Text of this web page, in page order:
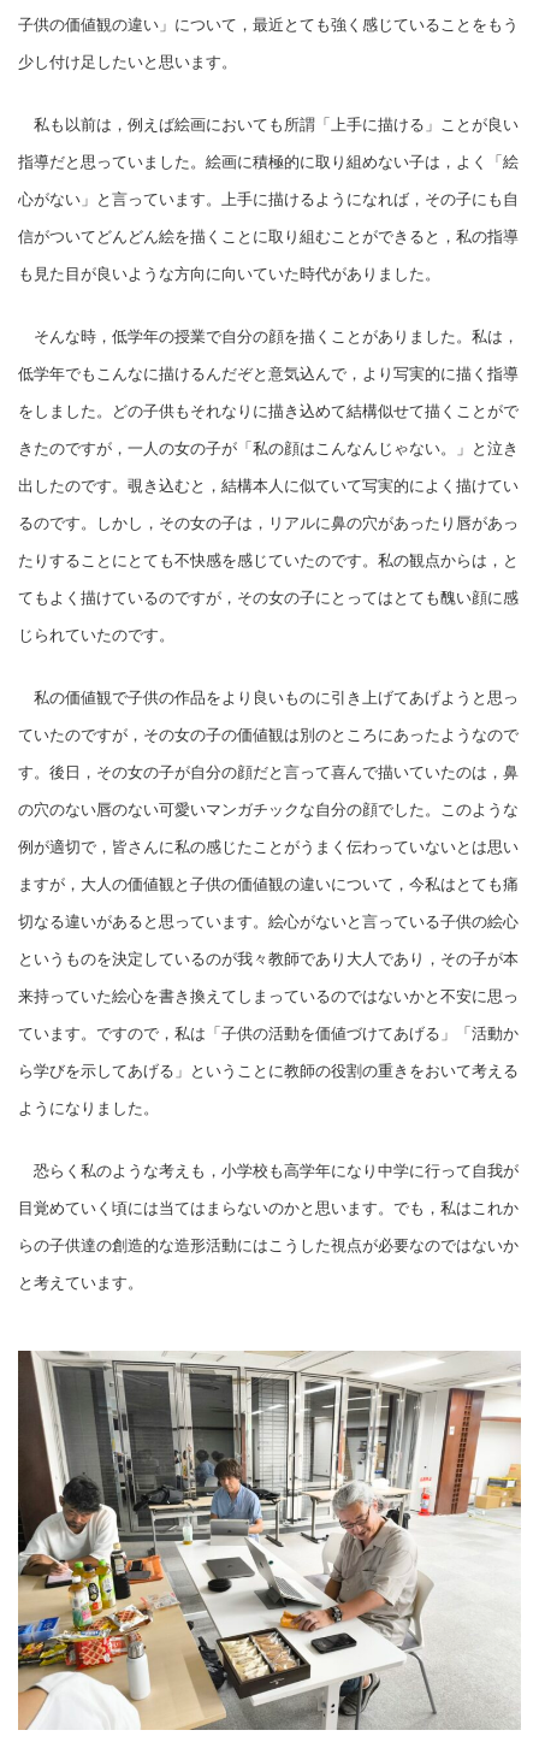
子供の価値観の違い」について，最近とても強く感じていることをもう
少し付け足したいと思います。
私も以前は，例えば絵画においても所謂「上手に描ける」ことが良い
指導だと思っていました。絵画に積極的に取り組めない子は，よく「絵
心がない」と言っています。上手に描けるようになれば，その子にも自
信がついてどんどん絵を描くことに取り組むことができると，私の指導
も見た目が良いような方向に向いていた時代がありました。
そんな時，低学年の授業で自分の顔を描くことがありました。私は，
低学年でもこんなに描けるんだぞと意気込んで，より写実的に描く指導
をしました。どの子供もそれなりに描き込めて結構似せて描くことがで
きたのですが，一人の女の子が「私の顔はこんなんじゃない。」と泣き
出したのです。覗き込むと，結構本人に似ていて写実的によく描けてい
るのです。しかし，その女の子は，リアルに鼻の穴があったり唇があっ
たりすることにとても不快感を感じていたのです。私の観点からは，と
てもよく描けているのですが，その女の子にとってはとても醜い顔に感
じられていたのです。
私の価値観で子供の作品をより良いものに引き上げてあげようと思っ
ていたのですが，その女の子の価値観は別のところにあったようなので
す。後日，その女の子が自分の顔だと言って喜んで描いていたのは，鼻
の穴のない唇のない可愛いマンガチックな自分の顔でした。このような
例が適切で，皆さんに私の感じたことがうまく伝わっていないとは思い
ますが，大人の価値観と子供の価値観の違いについて，今私はとても痛
切なる違いがあると思っています。絵心がないと言っている子供の絵心
というものを決定しているのが我々教師であり大人であり，その子が本
来持っていた絵心を書き換えてしまっているのではないかと不安に思っ
ています。ですので，私は「子供の活動を価値づけてあげる」「活動か
ら学びを示してあげる」ということに教師の役割の重きをおいて考える
ようになりました。
恐らく私のような考えも，小学校も高学年になり中学に行って自我が
目覚めていく頃には当てはまらないのかと思います。でも，私はこれか
らの子供達の創造的な造形活動にはこうした視点が必要なのではないか
と考えています。